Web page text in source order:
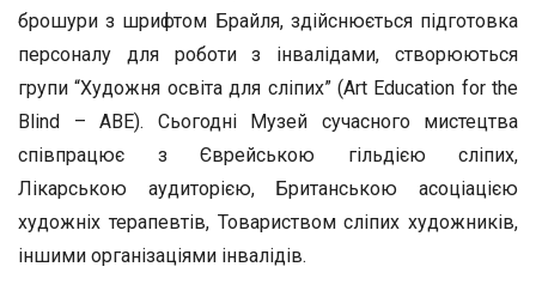
брошури з шрифтом Брайля, здійснюється підготовка
персоналу для роботи з інвалідами, створюються
групи “Художня освіта для сліпих” (Art Education for the
Blind – ABE). Сьогодні Музей сучасного мистецтва
співпрацює з Єврейською гільдією сліпих,
Лікарською аудиторією, Британською асоціацією
художніх терапевтів, Товариством сліпих художників,
іншими організаціями інвалідів.